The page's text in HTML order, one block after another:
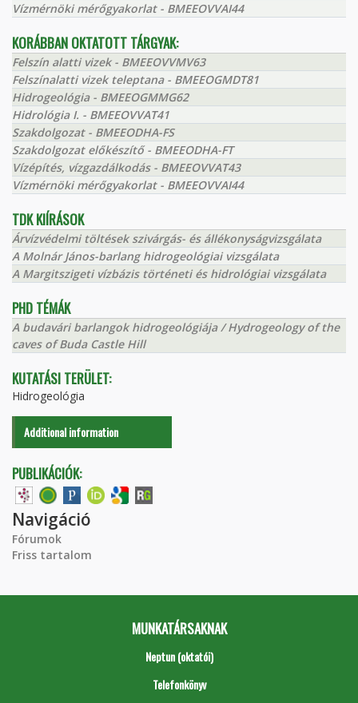
Vízmérnöki mérőgyakorlat - BMEEOVVAI44
KORÁBBAN OKTATOTT TÁRGYAK:
Felszín alatti vizek - BMEEOVVMV63
Felszínalatti vizek teleptana - BMEEOGMDT81
Hidrogeológia - BMEEOGMMG62
Hidrológia I. - BMEEOVVAT41
Szakdolgozat - BMEEODHA-FS
Szakdolgozat előkészítő - BMEEODHA-FT
Vízépítés, vízgazdálkodás - BMEEOVVAT43
Vízmérnöki mérőgyakorlat - BMEEOVVAI44
TDK KIÍRÁSOK
Árvízvédelmi töltések szivárgás- és állékonyságvizsgálata
A Molnár János-barlang hidrogeológiai vizsgálata
A Margitszigeti vízbázis történeti és hidrológiai vizsgálata
PHD TÉMÁK
A budavári barlangok hidrogeológiája / Hydrogeology of the
caves of Buda Castle Hill
KUTATÁSI TERÜLET:
Hidrogeológia
Additional information
PUBLIKÁCIÓK:
Navigáció
Fórumok
Friss tartalom
MUNKATÁRSAKNAK
Neptun (oktatói)
Telefonkönyv